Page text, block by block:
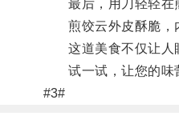
最后，用刀轻轻在煎
煎饺云外皮酥脆，内
这道美食不仅让人眼
试一试，让您的味
#3#